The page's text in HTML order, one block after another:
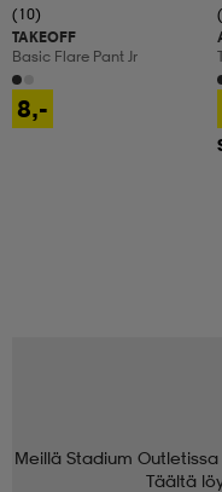
(10)
TAKEOFF
Basic Flare Pant Jr
8,-
Meillä Stadium
Täältä